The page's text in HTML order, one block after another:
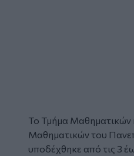
Το Τμήμα
Μαθηματικών του
υποδέχθηκε από τις 3